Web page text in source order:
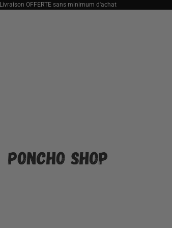
Livraison OFFERTE sans minimum d'achat